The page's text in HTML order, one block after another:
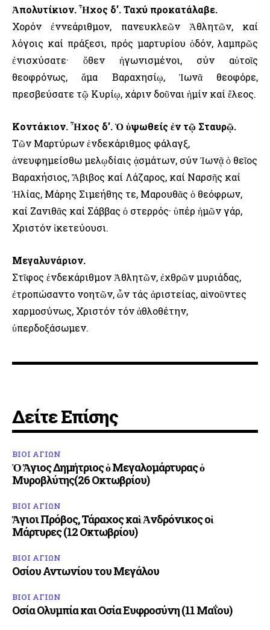
Ἀπολυτίκιον. Ἦχος δ’. Ταχύ προκατάλαβε.
Χορόν ἐννεάριθμον, πανευκλεῶν Ἀθλητῶν, καί
λόγοις καί πράξεσι, πρός μαρτυρίου ὁδόν, λαμπρῶς
ἐνισχύσατε· ὅθεν ἠγωνισμένοι, σύν αὐτοῖς
θεοφρόνως, ἅμα Βαραχησίῳ, Ἰωνᾶ θεοφόρε,
πρεσβεύσατε τῷ Κυρίῳ, χάριν δοῦναι ἡμίν καί ἔλεος.
Κοντάκιον. Ἦχος δ’. Ὁ ὑψωθείς ἐν τῷ Σταυρῷ.
Τῶν Μαρτύρων ἑνδεκάριθμος φάλαγξ,
ἀνευφημείσθω μελῳδίαις ᾀσμάτων, σύν Ἰωνᾷ ὁ θεῖος
Βαραχήσιος, Ἄβιβος καί Λάζαρος, καί Ναρσῆς καί
Ἠλίας, Μάρης Σιμεήθης τε, Μαρουθᾶς ὁ θεόφρων,
καί Ζανιθᾶς καί Σάββας ὁ στερρός· ὑπέρ ἡμῶν γάρ,
Χριστόν ἱκετεύουσι.
Μεγαλυνάριον.
Στῖφος ἑνδεκάριθμον Ἀθλητῶν, ἐχθρῶν μυριάδας,
ἐτροπώσαντο νοητῶν, ὧν τάς ἀριστείας, αἰνοῦντες
χαρμοσύνως, Χριστόν τόν ἀθλοθέτην,
ὑπερδοξάσωμεν.
Δείτε Επίσης
ΒΙΟΙ ΑΓΙΩΝ
Ὁ Ἅγιος Δημήτριος ὁ Μεγαλομάρτυρας ὁ
Μυροβλύτης(26 Οκτωβρίου)
ΒΙΟΙ ΑΓΙΩΝ
Ἅγιοι Πρόβος, Τάραχος καὶ Ἀνδρόνικος οἱ
Μάρτυρες (12 Οκτωβρίου)
ΒΙΟΙ ΑΓΙΩΝ
Οσίου Αντωνίου του Μεγάλου
ΒΙΟΙ ΑΓΙΩΝ
Οσία Ολυμπία και Οσία Ευφροσύνη (11 Μαΐου)